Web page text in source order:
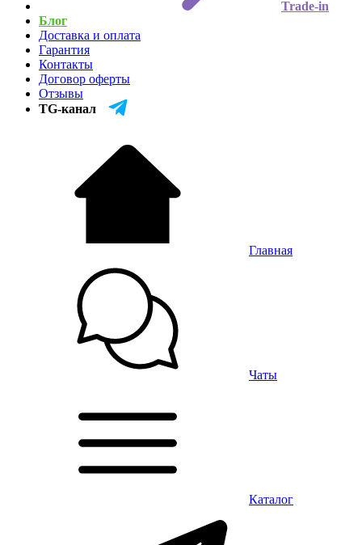
Trade-in
Блог
Доставка и оплата
Гарантия
Контакты
Договор оферты
Отзывы
TG-канал
Главная
Чаты
Каталог